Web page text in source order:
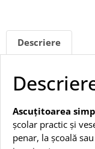
Descriere
Ascuțitoarea
școlar practic și
penar, la școală